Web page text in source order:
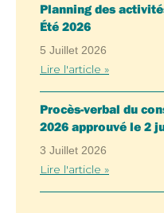
Planning des
Été 2026
5 Juillet 2026
Lire l'article »
Procès-verbal du
2026 approuvé le 2
3 Juillet 2026
Lire l'article »